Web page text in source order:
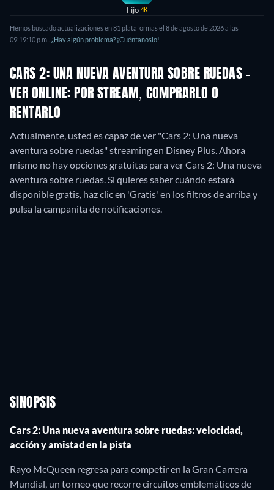
Fijo 4K
Hemos buscado actualizaciones en81 plataformas el 8 de agosto de 2026a las
09:19:10 p.m.
¿Hay algún problema? ¡Cuéntanoslo!
CARS 2: UNA NUEVA AVENTURA SOBRE RUEDAS -
VER ONLINE: POR STREAM, COMPRARLO O
RENTARLO
Actualmente, usted es capaz de ver "Cars 2: Una nueva
aventura sobre ruedas" streaming en Disney Plus.Ahora
mismo no hay opciones gratuitas para ver Cars 2: Una nueva
aventura sobre ruedas. Si quieres saber cuándo estará
disponible gratis, haz clic en 'Gratis' en los filtros de arriba y
pulsa la campanita de notificaciones.
SINOPSIS
Cars 2: Una nueva aventura sobre ruedas: velocidad,
acción y amistad en la pista
Rayo McQueen regresa para competir en la Gran Carrera
Mundial, un torneo que recorre circuitos emblemáticos de